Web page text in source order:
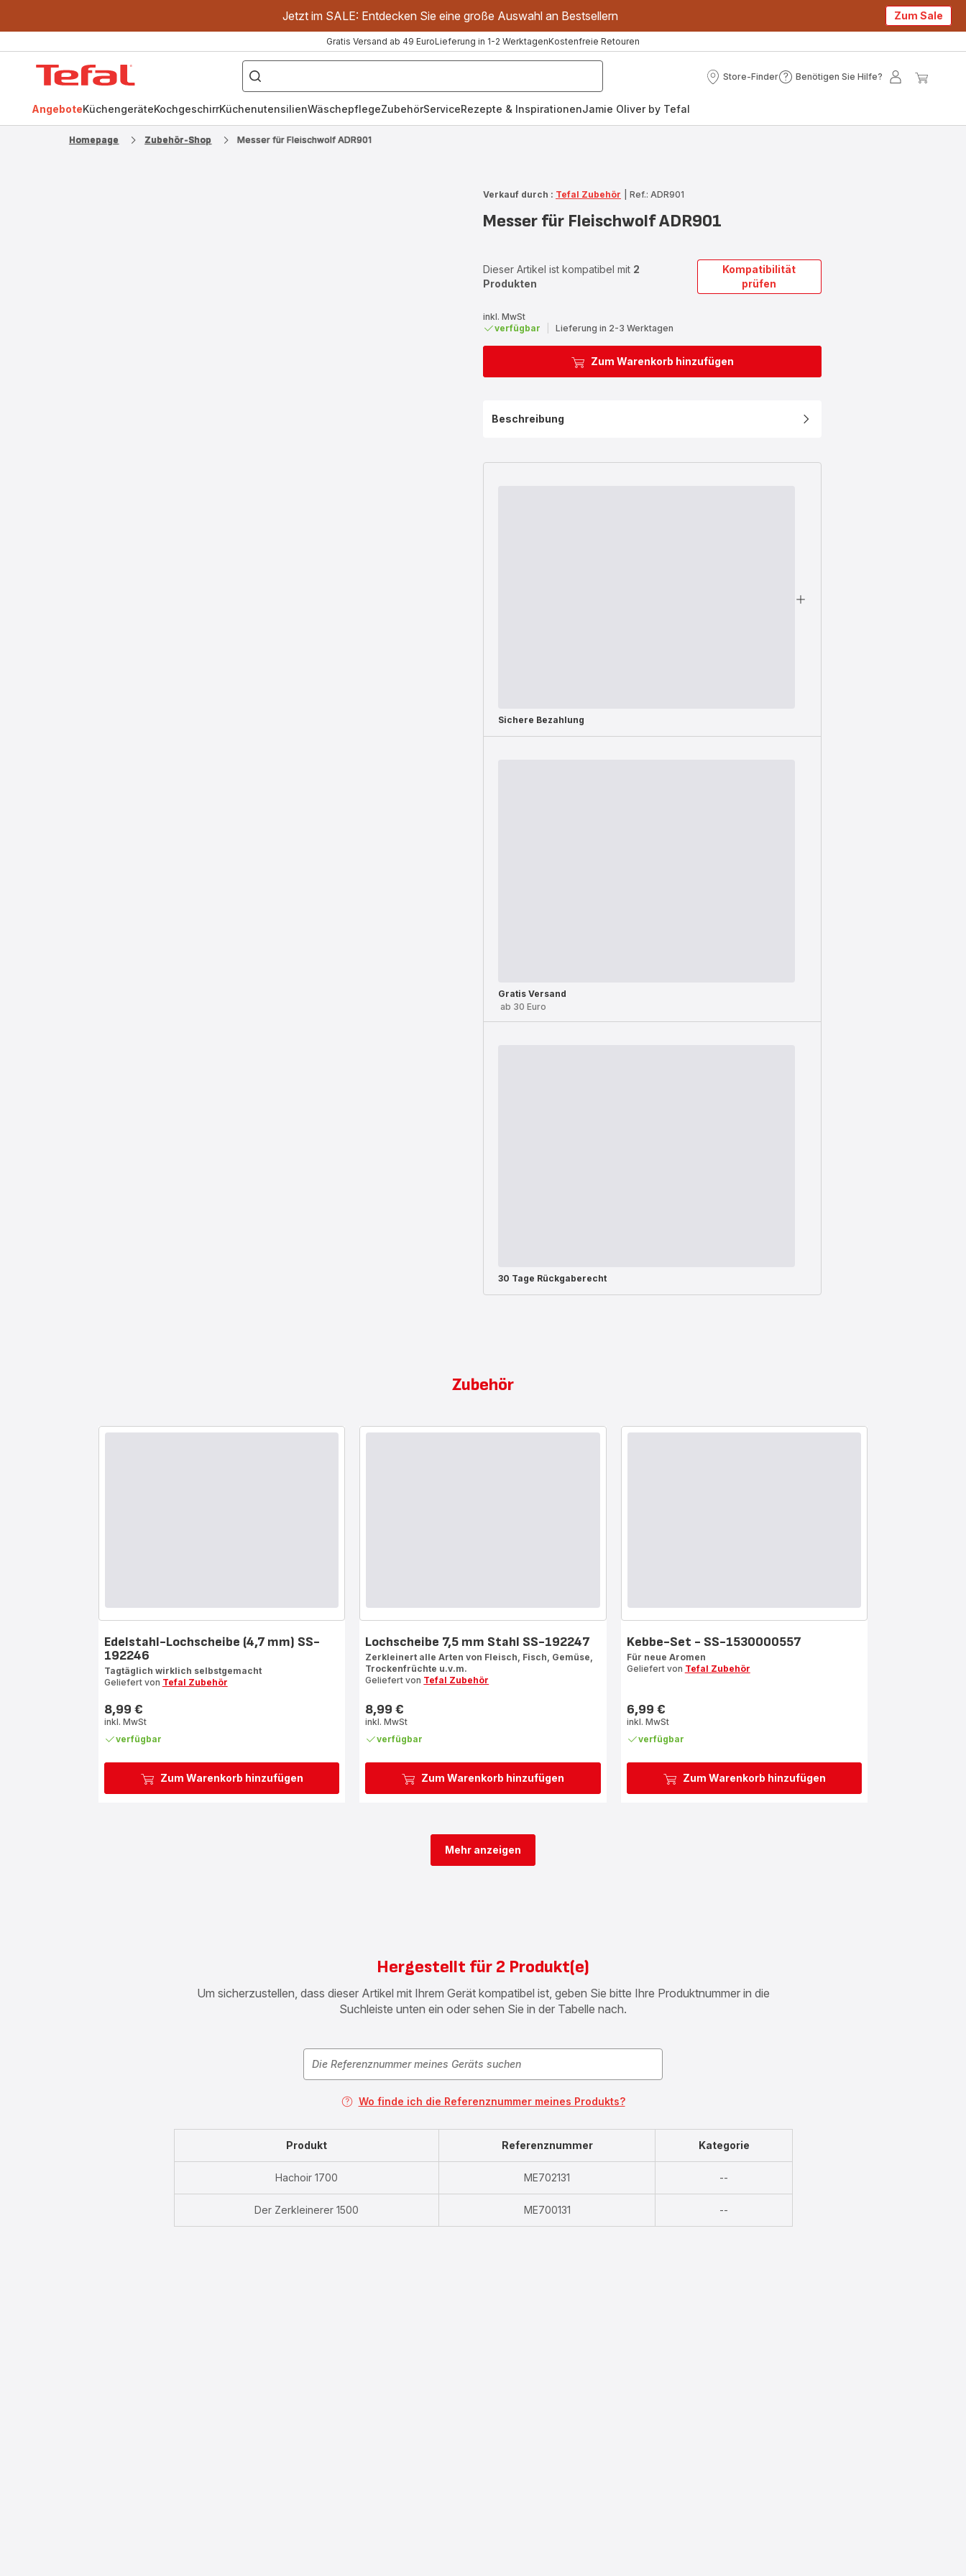
Jetzt im SALE: Entdecken Sie eine große Auswahl an Bestsellern Zum Sale
Gratis Versand ab 49 EuroLieferung in 1-2 WerktagenKostenfreie Retouren
["OptiGrill","Easy
Fry","Pfanne"]
Store-Finder
Store-
Benötigen Sie Hilfe?
Benötigen
Mein
AngeboteKüchengeräteKochgeschirrKüchenutensilienWäschepflegeZubehörServiceRezepte & InspirationenJamie Oliver by Tefal
Homepage Zubehör-Shop Messer für Fleischwolf ADR901
Verkauf durch : Tefal Zubehör Ref.: ADR901
Messer für Fleischwolf ADR901
Dieser Artikel ist kompatibel mit 2
Produkten
Kompatibilität
prüfen
inkl. MwSt
verfügbar
Lieferung in 2-3 Werktagen
Zum Warenkorb hinzufügen
Beschreibung
Sichere Bezahlung
Gratis Versand
ab 30 Euro
30 Tage Rückgaberecht
Zubehör
Zum Warenkorb hinzufügen
Edelstahl-Lochscheibe (4,7 mm) SS-
192246
Tagtäglich wirklich selbstgemacht
Geliefert von Tefal Zubehör
Preis
8,99 €
inkl. MwSt
verfügbar
Zum Warenkorb hinzufügen
Lochscheibe 7,5 mm Stahl SS-192247
Zerkleinert alle Arten von Fleisch, Fisch, Gemüse,
Trockenfrüchte u.v.m.
Geliefert von Tefal Zubehör
Preis
8,99 €
inkl. MwSt
verfügbar
Zum Warenkorb hinzufügen
Kebbe-Set - SS-1530000557
Für neue Aromen
Geliefert von Tefal Zubehör
Preis
6,99 €
inkl. MwSt
verfügbar
Mehr anzeigen
Hergestellt für 2 Produkt(e)
Um sicherzustellen, dass dieser Artikel mit Ihrem Gerät kompatibel ist, geben Sie bitte Ihre Produktnummer in die
Suchleiste unten ein oder sehen Sie in der Tabelle nach.
Wo finde ich die Referenznummer meines Produkts?
Produkt Referenznummer Kategorie
Hachoir 1700 ME702131 --
verfügbar
Der Zerkleinerer 1500
ME700131 --
verfügbar